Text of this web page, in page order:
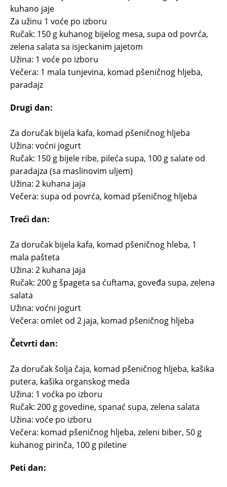
kuhano jaje
Za užinu 1 voće po izboru
Ručak: 150 g kuhanog bijelog mesa, supa od povrća,
zelena salata sa isjeckanim jajetom
Užina: 1 voće po izboru
Večera: 1 mala tunjevina, komad pšeničnog hljeba,
paradajz
Drugi dan:
Za doručak bijela kafa, komad pšeničnog hljeba
Užina: voćni jogurt
Ručak: 150 g bijele ribe, pileća supa, 100 g salate od
paradajza (sa maslinovim uljem)
Užina: 2 kuhana jaja
Večera: supa od povrća, komad pšeničnog hljeba
Treći dan:
Za doručak bijela kafa, komad pšeničnog hleba, 1
mala pašteta
Užina: 2 kuhana jaja
Ručak: 200 g špageta sa ćuftama, goveđa supa, zelena
salata
Užina: voćni jogurt
Večera: omlet od 2 jaja, komad pšeničnog hljeba
Četvrti dan:
Za doručak šolja čaja, komad pšeničnog hljeba, kašika
putera, kašika organskog meda
Užina: 1 voćka po izboru
Ručak: 200 g govedine, spanać supa, zelena salata
Užina: voće po izboru
Večera: komad pšeničnog hljeba, zeleni biber, 50 g
kuhanog pirinča, 100 g piletine
Peti dan: